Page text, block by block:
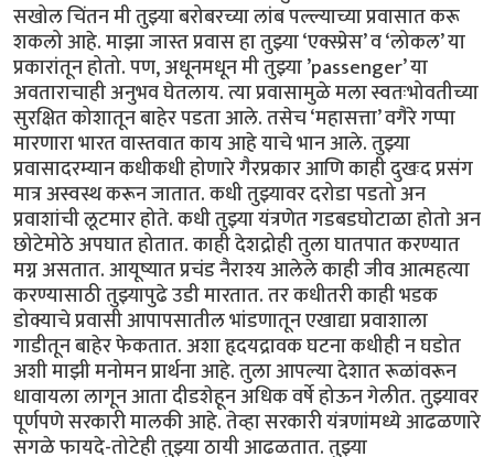
सखोल चिंतन मी तुझ्या बरोबरच्या लांब पल्ल्याच्या प्रवासात करू
शकलो आहे. माझा जास्त प्रवास हा तुझ्या ‘एक्स्प्रेस’ व ‘लोकल’ या
प्रकारांतून होतो. पण, अधूनमधून मी तुझ्या ’passenger’ या
अवताराचाही अनुभव घेतलाय. त्या प्रवासामुळे मला स्वतःभोवतीच्या
सुरक्षित कोशातून बाहेर पडता आले. तसेच ‘महासत्ता’ वगैरे गप्पा
मारणारा भारत वास्तवात काय आहे याचे भान आले. तुझ्या
प्रवासादरम्यान कधीकधी होणारे गैरप्रकार आणि काही दुखःद प्रसंग
मात्र अस्वस्थ करून जातात. कधी तुझ्यावर दरोडा पडतो अन
प्रवाशांची लूटमार होते. कधी तुझ्या यंत्रणेत गडबडघोटाळा होतो अन
छोटेमोठे अपघात होतात. काही देशद्रोही तुला घातपात करण्यात
मग्न असतात. आयूष्यात प्रचंड नैराश्य आलेले काही जीव आत्महत्या
करण्यासाठी तुझ्यापुढे उडी मारतात. तर कधीतरी काही भडक
डोक्याचे प्रवासी आपापसातील भांडणातून एखाद्या प्रवाशाला
गाडीतून बाहेर फेकतात. अशा हृदयद्रावक घटना कधीही न घडोत
अशी माझी मनोमन प्रार्थना आहे. तुला आपल्या देशात रूळांवरून
धावायला लागून आता दीडशेहून अधिक वर्षे होऊन गेलीत. तुझ्यावर
पूर्णपणे सरकारी मालकी आहे. तेव्हा सरकारी यंत्रणांमध्ये आढळणारे
सगळे फायदे-तोटेही तुझ्या ठायी आढळतात. तुझ्या